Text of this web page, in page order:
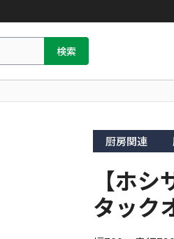
検索
厨房関連
【ホ
タック